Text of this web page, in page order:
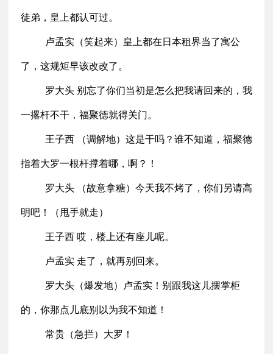
徒弟，皇上都认可过。
卢孟实（笑起来）皇上都在日本租界当了寓公
了，这规矩早该改改了。
罗大头 别忘了你们当初是怎么把我请回来的，我
一撂杆不干，福聚德就得关门。
王子西 （调解地）这是干吗？谁不知道，福聚德
指着大罗一根杆撑着哪，啊？！
罗大头 （故意拿糖）今天我不烤了，你们另请高
明吧！（甩手就走）
王子西 哎，楼上还有座儿呢。
卢孟实 走了，就再别回来。
罗大头（爆发地）卢孟实！别跟我这儿摆掌柜
的，你那点儿底别以为我不知道！
常贵（急拦）大罗！